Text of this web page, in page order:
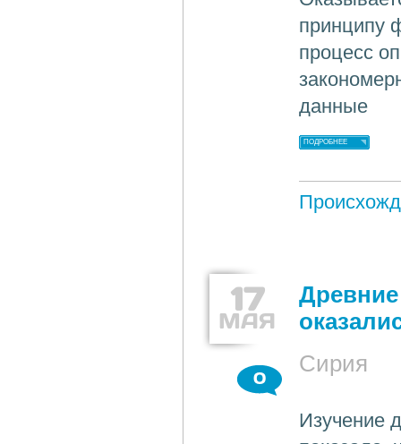
принципу
процесс
данные
ПОДРОБНЕЕ
17
МАЯ
Сирия
0
Изучение